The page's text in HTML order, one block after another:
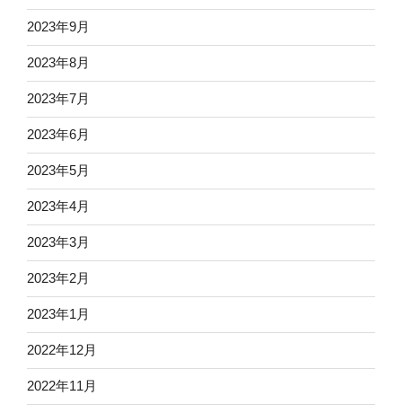
2023年9月
2023年8月
2023年7月
2023年6月
2023年5月
2023年4月
2023年3月
2023年2月
2023年1月
2022年12月
2022年11月